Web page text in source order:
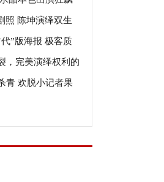
照 陈坤演绎双生
”版海报 极客质
，完美演绎权利的
青 欢脱小记者果